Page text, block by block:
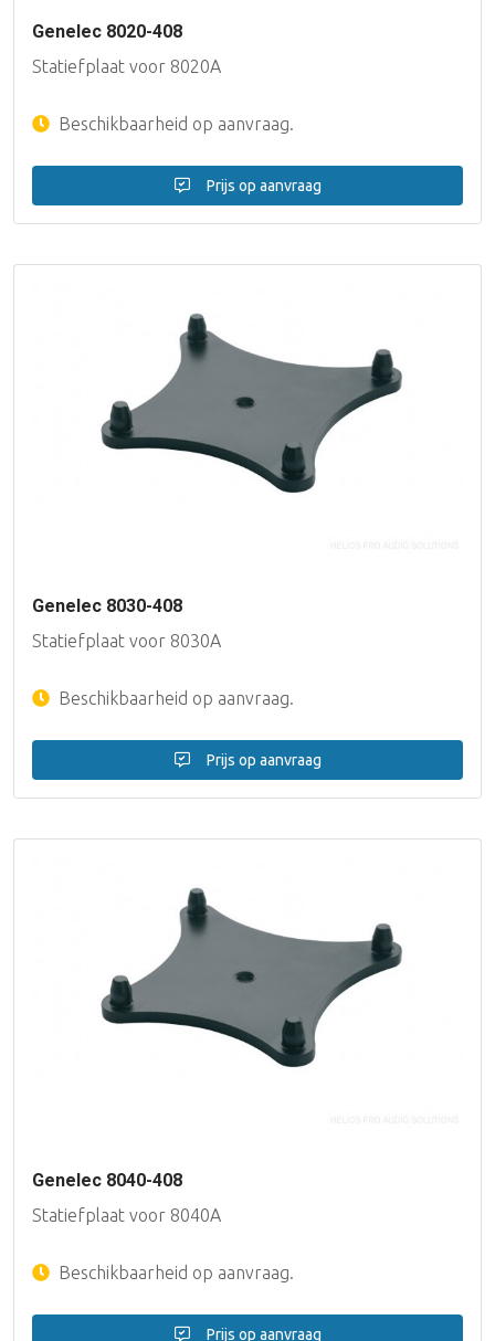
Genelec 8020-408
Statiefplaat voor 8020A
Beschikbaarheid op aanvraag.
Prijs op aanvraag
Genelec 8030-408
Statiefplaat voor 8030A
Beschikbaarheid op aanvraag.
Prijs op aanvraag
Genelec 8040-408
Statiefplaat voor 8040A
Beschikbaarheid op aanvraag.
Prijs op aanvraag